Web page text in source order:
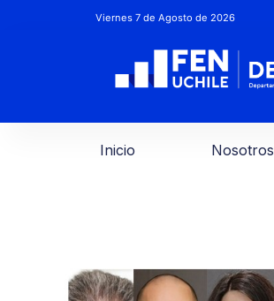
Viernes 7 de Agosto de 2026
Inicio Nosotros